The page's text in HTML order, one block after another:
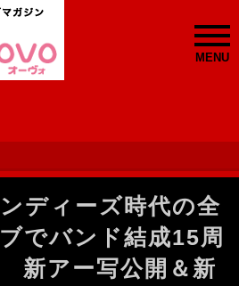
MENU
ディーズ時代の全
でバンド結成15周
新アー写公開＆新